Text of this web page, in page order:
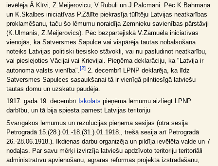
ievēlēja Ā.Klīvi, Z.Meijerovicu, V.Rubuli un J.Palcmani. Pēc K.Bahmaņa
un K.Skalbes iniciatīvas P.Zālīte piekrasīja tūlītēju Latvijas neatkarības
proklamēšanu, taču šo lēmumu noraidīja Zemnieku savienības pārstāvji
(K.Ulmanis, Z.Meijerovics). Pēc bezpartejiskā V.Zāmuēla iniciatīvas
vienojās, ka Satversmes Sapulce vai vispārēja tautas nobalsošana
noteiks Latvijas politiski tiesisko stāvokli, vai nu pasludinot neatkarību,
vai pieslejoties Vācijai vai Krievijai. Pieņēma deklarāciju, ka "Latvija ir
autonoma valsts vienība".[2]2. decembrī LPNP deklarēja, ka līdz
Satversmes Sapulces sasaukšanai tā ir vienīgā pilntiesīgā latviešu
tautas domu un uzskatu paudēja.
1917. gada 19. decembrī Iskolats pieņēma lēmumu aizliegt LPNP
darbību, un tā bija spiesta pamest Latvijas teritoriju
Svarīgākos lēmumus un rezolūcijas pieņēma sesijās (otrā sesija
Petrogradā 15.(28.).01.-18.(31.).01.1918., trešā sesija arī Petrogradā
26.-28.06.1918.). Ikdienas darbu organizēja un pildīja ievēlēta valde un 7
nodaļas. Par savu mērķi izvirzīja latviešu apdzīvoto teritoriju teritoriāli
administratīvu apvienošanu, agrārās reformas projekta izstrādāšanu,